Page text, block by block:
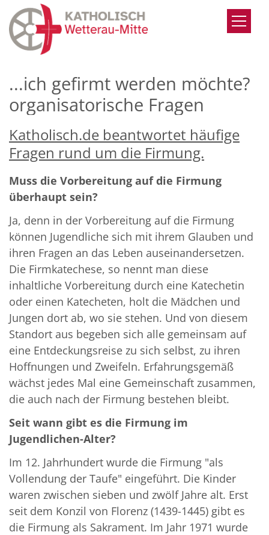
Zum Inhalt springen
...ich gefirmt werden möchte?
organisatorische Fragen
Katholisch.de beantwortet häufige
Fragen rund um die Firmung.
Muss die Vorbereitung auf die Firmung
überhaupt sein?
Ja, denn in der Vorbereitung auf die Firmung
können Jugendliche sich mit ihrem Glauben und
ihren Fragen an das Leben auseinandersetzen.
Die Firmkatechese, so nennt man diese
inhaltliche Vorbereitung durch eine Katechetin
oder einen Katecheten, holt die Mädchen und
Jungen dort ab, wo sie stehen. Und von diesem
Standort aus begeben sich alle gemeinsam auf
eine Entdeckungsreise zu sich selbst, zu ihren
Hoffnungen und Zweifeln. Erfahrungsgemäß
wächst jedes Mal eine Gemeinschaft zusammen,
die auch nach der Firmung bestehen bleibt.
Seit wann gibt es die Firmung im
Jugendlichen-Alter?
Im 12. Jahrhundert wurde die Firmung "als
Vollendung der Taufe" eingeführt. Die Kinder
waren zwischen sieben und zwölf Jahre alt. Erst
seit dem Konzil von Florenz (1439-1445) gibt es
die Firmung als Sakrament. Im Jahr 1971 wurde